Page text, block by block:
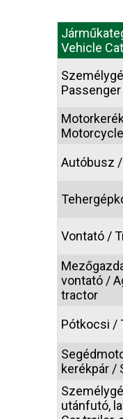
Vehicle
Passenger
Motorcycle
Autóbusz
Vontató /
vontató /
tractor
Pótkocsi /
kerékpár /
utánfutó,